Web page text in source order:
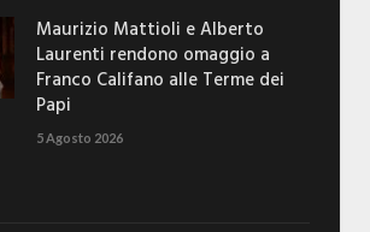
Maurizio Mattioli e Alberto
Laurenti rendono omaggio a
Franco Califano alle Terme dei
Papi
5 Agosto 2026